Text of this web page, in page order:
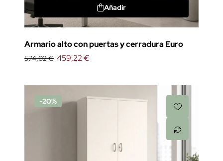
Añadir
Armario alto con puertas y cerradura Euro
574,02 € 459,22 €
-20%